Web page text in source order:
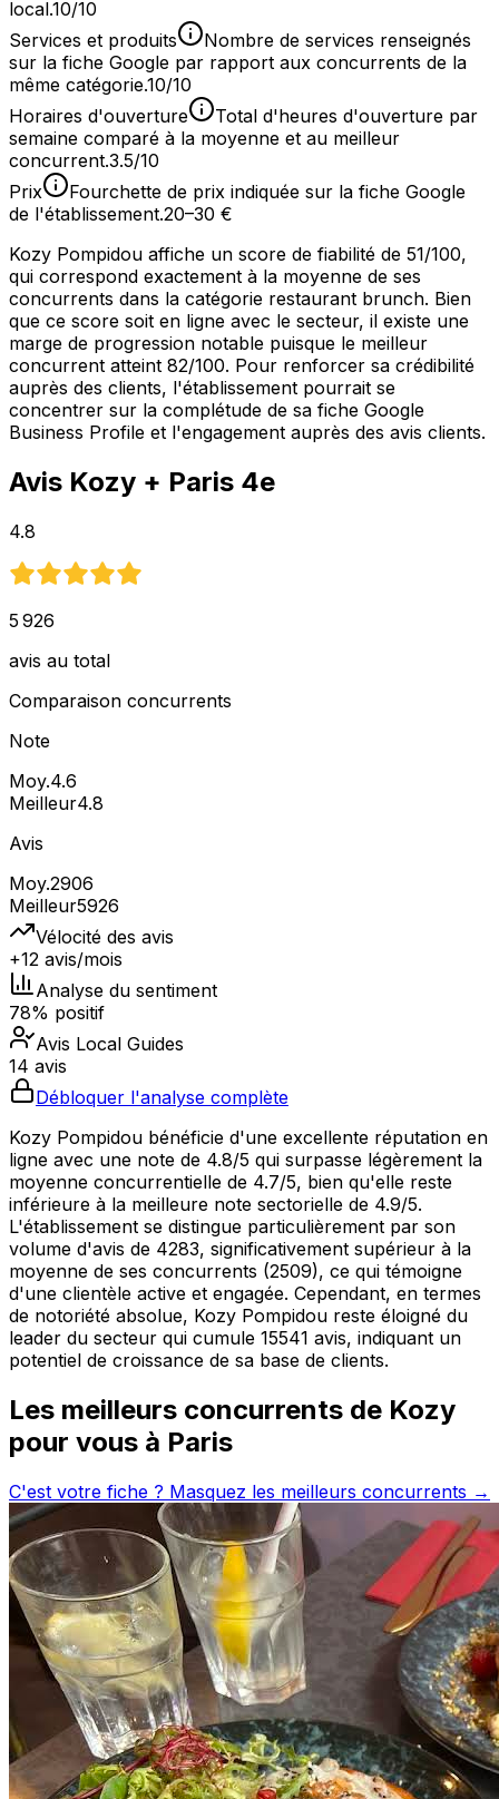
local.10/10
Services et produits
Nombre de services renseignés
sur la fiche Google par rapport aux concurrents de la
même catégorie.10/10
Horaires d'ouverture
Total d'heures d'ouverture par
semaine comparé à la moyenne et au meilleur
concurrent.3.5/10
Prix
Fourchette de prix indiquée sur la fiche Google
de l'établissement.20–30 €
Kozy Pompidou affiche un score de fiabilité de 51/100,
qui correspond exactement à la moyenne de ses
concurrents dans la catégorie restaurant brunch. Bien
que ce score soit en ligne avec le secteur, il existe une
marge de progression notable puisque le meilleur
concurrent atteint 82/100. Pour renforcer sa crédibilité
auprès des clients, l'établissement pourrait se
concentrer sur la complétude de sa fiche Google
Business Profile et l'engagement auprès des avis clients.
Avis Kozy + Paris 4e
4.8
5 926
avis au total
Comparaison concurrents
Note
Moy.4.6
Meilleur4.8
Avis
Moy.2906
Meilleur5926
Vélocité des avis
+12 avis/mois
Analyse du sentiment
78% positif
Avis Local Guides
14 avis
Débloquer l'analyse complète
Kozy Pompidou bénéficie d'une excellente réputation en
ligne avec une note de 4.8/5 qui surpasse légèrement la
moyenne concurrentielle de 4.7/5, bien qu'elle reste
inférieure à la meilleure note sectorielle de 4.9/5.
L'établissement se distingue particulièrement par son
volume d'avis de 4283, significativement supérieur à la
moyenne de ses concurrents (2509), ce qui témoigne
d'une clientèle active et engagée. Cependant, en termes
de notoriété absolue, Kozy Pompidou reste éloigné du
leader du secteur qui cumule 15541 avis, indiquant un
potentiel de croissance de sa base de clients.
Les meilleurs concurrents de Kozy
pour vous à Paris
C'est votre fiche ? Masquez les meilleurs concurrents →